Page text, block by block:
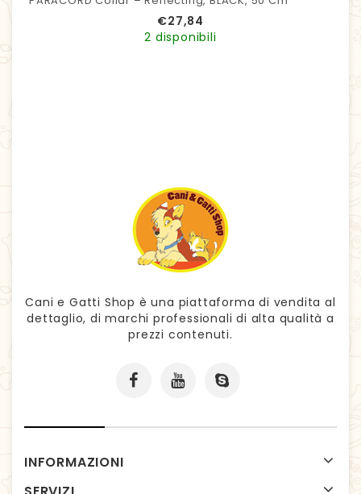
€27,84
2 disponibili
Cani e Gatti Shop è una piattaforma di vendita al
dettaglio, di marchi professionali di alta qualità a
prezzi contenuti.
INFORMAZIONI